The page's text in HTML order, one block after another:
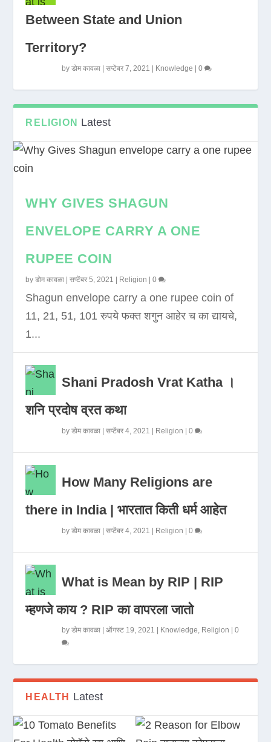
Between State and Union
Territory?
byडोम कावळा |सप्टेंबर 7, 2021 Knowledge |0
RELIGION Latest
WHY GIVES SHAGUN
ENVELOPE CARRY A ONE
RUPEE COIN
byडोम कावळा |सप्टेंबर 5, 2021 Religion |0
Shagun envelope carry a one rupee coin of
11, 21, 51, 101 रुपये फक्त शगुन आहेर च का द्यायचे,
1...
Shani Pradosh Vrat Katha ।
शनि प्रदोष व्रत कथा
byडोम कावळा |सप्टेंबर 4, 2021 Religion |0
How Many Religions are
there in India | भारतात किती धर्म आहेत
byडोम कावळा |सप्टेंबर 4, 2021 Religion |0
What is Mean by RIP | RIP
म्हणजे काय ? RIP का वापरला जातो
byडोम कावळा |ऑगस्ट 19, 2021 Knowledge, Religion |0
HEALTH Latest